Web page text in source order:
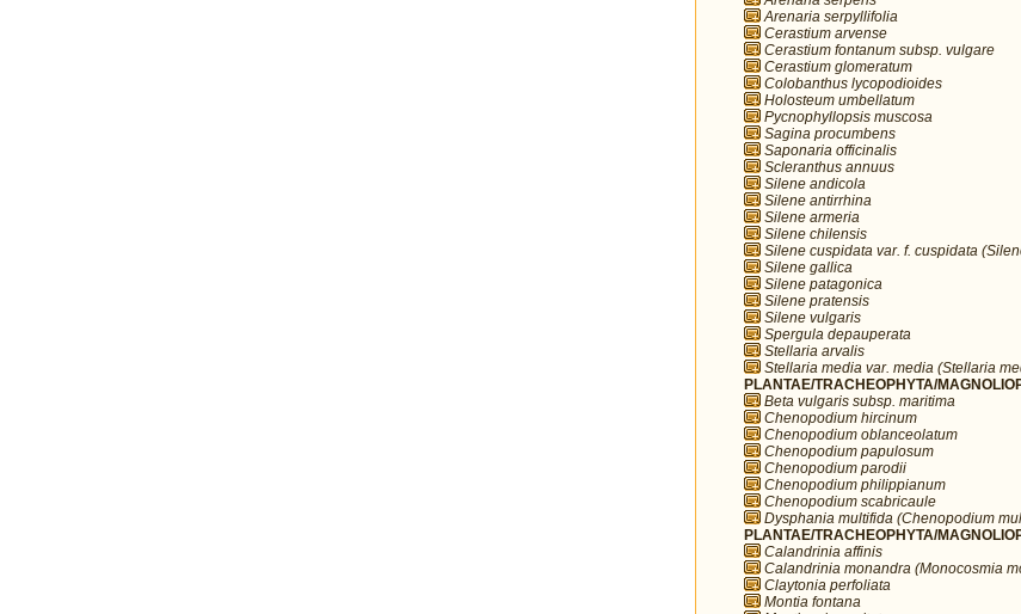
Arenaria serpyllifolia
Cerastium arvense
Cerastium fontanum subsp. vulgare
Cerastium glomeratum
Colobanthus lycopodioides
Holosteum umbellatum
Pycnophyllopsis muscosa
Sagina procumbens
Saponaria officinalis
Scleranthus annuus
Silene andicola
Silene antirrhina
Silene armeria
Silene chilensis
Silene cuspidata var. f. cuspidata
Silene gallica
Silene patagonica
Silene pratensis
Silene vulgaris
Spergula depauperata
Stellaria arvalis
Stellaria media var. media (Stellaria
PLANTAE/TRACHEOPHYTA/
Beta vulgaris subsp. maritima
Chenopodium hircinum
Chenopodium oblanceolatum
Chenopodium papulosum
Chenopodium parodii
Chenopodium philippianum
Chenopodium scabricaule
Dysphania multifida (Chenopodium
PLANTAE/TRACHEOPHYTA/
Calandrinia affinis
Calandrinia monandra (Monocosmia
Claytonia perfoliata
Montia fontana